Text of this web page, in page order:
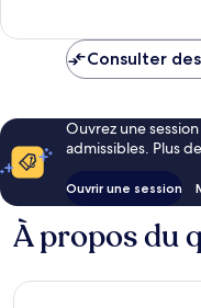
Consulter
Ouvrez une
admissibles. Plus
Ouvrir une session
À propos du